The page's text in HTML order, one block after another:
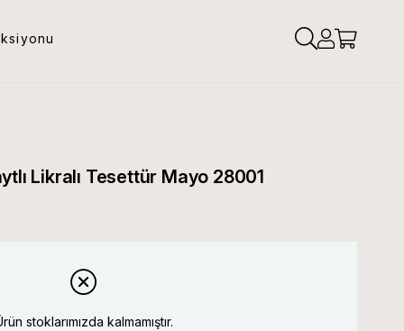
Likralı Tesettür Mayo 28001
stoklarımızda kalmamıştır.